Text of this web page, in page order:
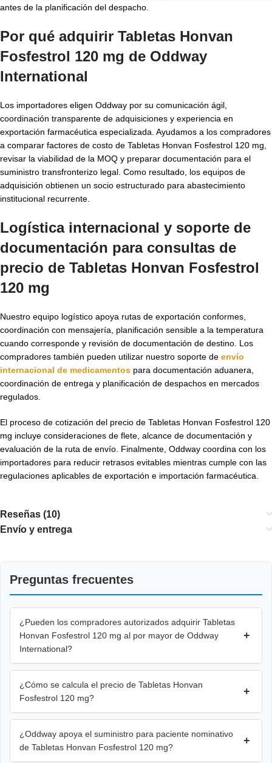
antes de la planificación del despacho.
Por qué adquirir Tabletas Honvan
Fosfestrol 120 mg de Oddway
International
Los importadores eligen Oddway por su comunicación ágil,
coordinación transparente de adquisiciones y experiencia en
exportación farmacéutica especializada. Ayudamos a los compradores
a comparar factores de costo de Tabletas Honvan Fosfestrol 120 mg,
revisar la viabilidad de la MOQ y preparar documentación para el
suministro transfronterizo legal. Como resultado, los equipos de
adquisición obtienen un socio estructurado para abastecimiento
institucional recurrente.
Logística internacional y soporte de
documentación para consultas de
precio de Tabletas Honvan Fosfestrol
120 mg
Nuestro equipo logístico apoya rutas de exportación conformes,
coordinación con mensajería, planificación sensible a la temperatura
cuando corresponde y revisión de documentación de destino. Los
compradores también pueden utilizar nuestro soporte de envío
internacional de medicamentos para documentación aduanera,
coordinación de entrega y planificación de despachos en mercados
regulados.
El proceso de cotización del precio de Tabletas Honvan Fosfestrol 120
mg incluye consideraciones de flete, alcance de documentación y
evaluación de la ruta de envío. Finalmente, Oddway coordina con los
importadores para reducir retrasos evitables mientras cumple con las
regulaciones aplicables de exportación e importación farmacéutica.
Reseñas (10)
Envío y entrega
Preguntas frecuentes
¿Pueden los compradores autorizados adquirir Tabletas
Honvan Fosfestrol 120 mg al por mayor de Oddway
International?
+
¿Cómo se calcula el precio de Tabletas Honvan
Fosfestrol 120 mg?
+
¿Oddway apoya el suministro para paciente nominativo
de Tabletas Honvan Fosfestrol 120 mg?
+